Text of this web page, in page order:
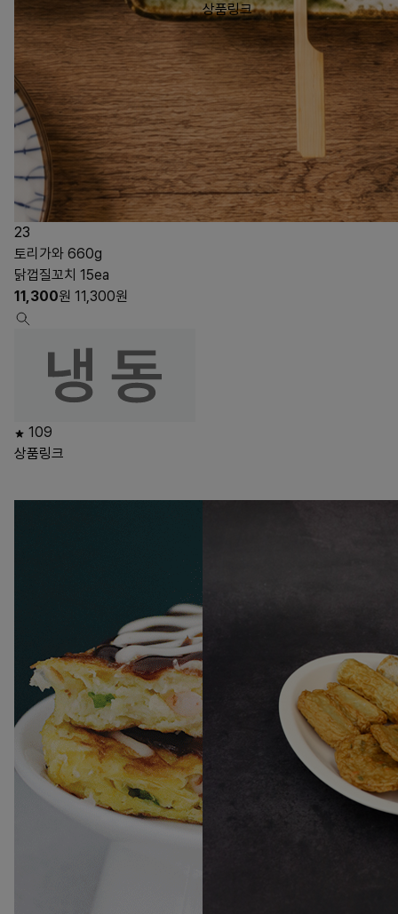
23
토리가와 660g
닭껍질꼬치 15ea
11,300원 11,300원
109
상품링크
상품링크